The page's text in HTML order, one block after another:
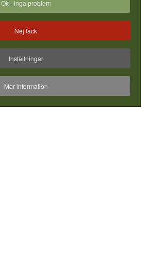
du synas här? Tagga ditt inlägg
Ok - inga problem
Nej tack
Inställningar
Mer information